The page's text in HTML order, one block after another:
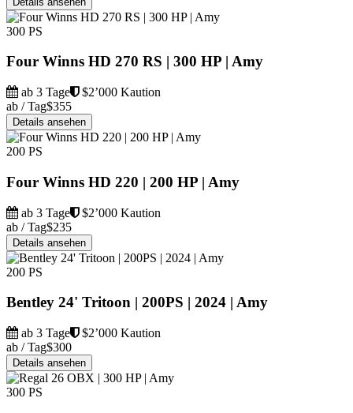
300 PS
Four Winns HD 270 RS | 300 HP | Amy
ab 3 Tage
$2’000 Kaution
ab / Tag$355
Details ansehen
200 PS
Four Winns HD 220 | 200 HP | Amy
ab 3 Tage
$2’000 Kaution
ab / Tag$235
Details ansehen
200 PS
Bentley 24' Tritoon | 200PS | 2024 | Amy
ab 3 Tage
$2’000 Kaution
ab / Tag$300
Details ansehen
300 PS